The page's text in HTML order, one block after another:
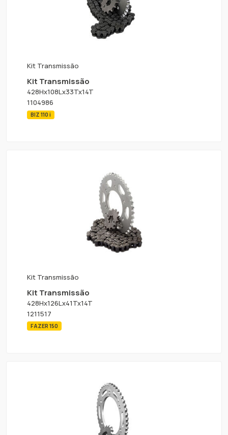
Kit Transmissão
Kit Transmissão
428Hx108Lx33Tx14T
1104986
BIZ 110 i
Kit Transmissão
Kit Transmissão
428Hx126Lx41Tx14T
1211517
FAZER 150